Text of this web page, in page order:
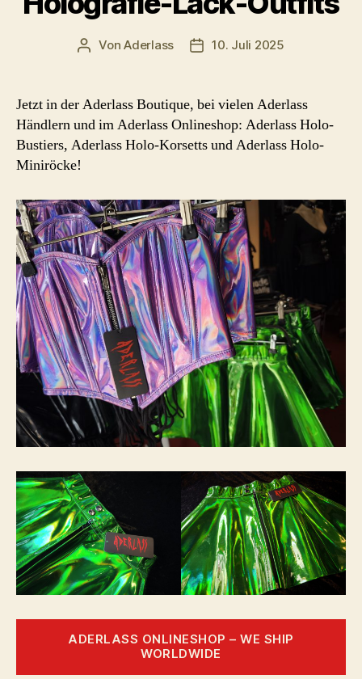
Beitragsautor
VonAderlass Beitragsdatum
10. Juli 2025
Jetzt in der Aderlass Boutique, bei vielen Aderlass
Händlern und im Aderlass Onlineshop: Aderlass Holo-
Bustiers, Aderlass Holo-Korsetts und Aderlass Holo-
Miniröcke!
ADERLASS ONLINESHOP – WE SHIP
WORLDWIDE